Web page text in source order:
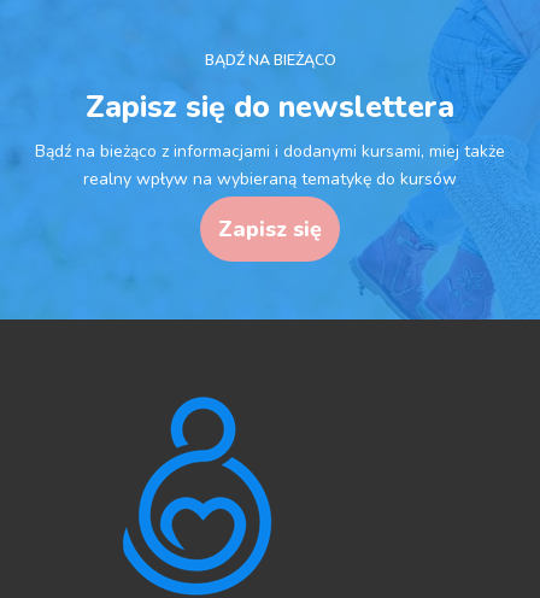
BĄDŹ NA BIEŻĄCO
Zapisz się do newslettera
Bądź na bieżąco z informacjami i dodanymi kursami, miej także
realny wpływ na wybieraną tematykę do kursów
Zapisz się